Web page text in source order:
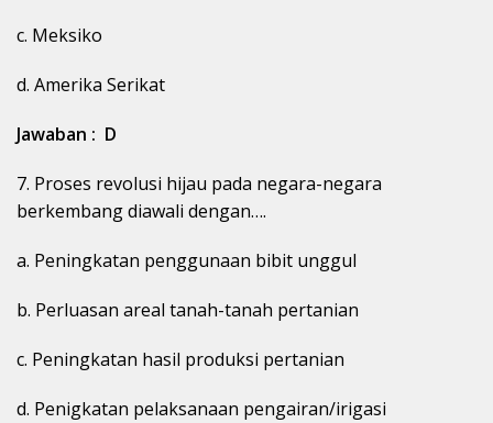
c. Meksiko
d. Amerika Serikat
Jawaban : D
7. Proses revolusi hijau pada negara-negara
berkembang diawali dengan….
a. Peningkatan penggunaan bibit unggul
b. Perluasan areal tanah-tanah pertanian
c. Peningkatan hasil produksi pertanian
d. Penigkatan pelaksanaan pengairan/irigasi